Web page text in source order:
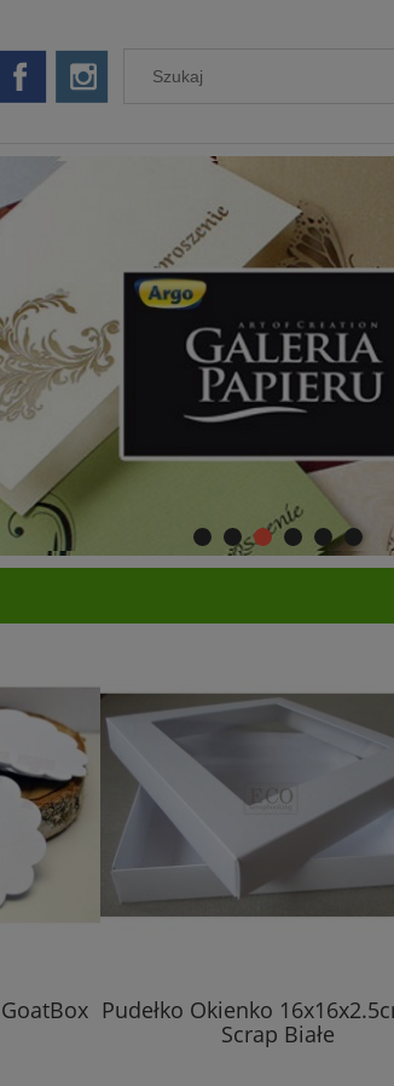
Pudełko Okienko
Scrap Białe